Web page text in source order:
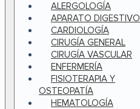
ALERGOLOGÍA
APARATO DIGESTIVO
CARDIOLOGÍA
CIRUGÍA GENERAL
CIRUGÍA VASCULAR
ENFERMERÍA
FISIOTERAPIA Y
OSTEOPATÍA
HEMATOLOGÍA